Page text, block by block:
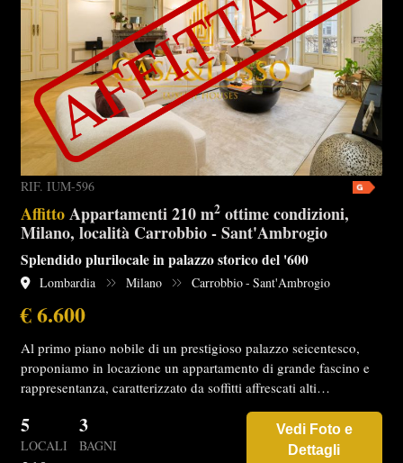
RIF. IUM-596
AffittoAppartamenti 210 m2 ottime condizioni,
Milano, località Carrobbio - Sant'Ambrogio
Splendido plurilocale in palazzo storico del '600
Lombardia Milano Carrobbio - Sant'Ambrogio
€ 6.600
Al primo piano nobile di un prestigioso palazzo seicentesco,
proponiamo in locazione un appartamento di grande fascino e
rappresentanza, caratterizzato da soffitti affrescati alti…
5
LOCALI
3
BAGNI
Vedi Foto e
Dettagli